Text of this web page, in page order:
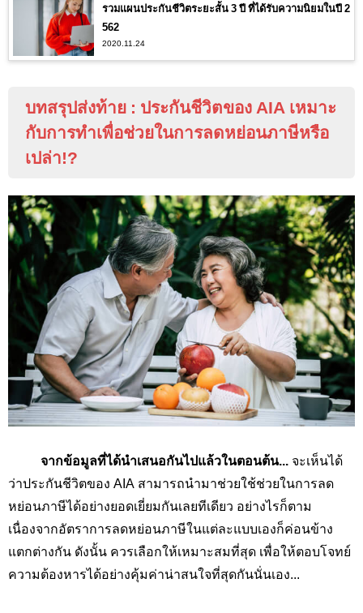
รวมแผนประกันชีวิตระยะสั้น 3 ปี ที่ได้รับความนิยมในปี 2
562
2020.11.24
บทสรุปส่งท้าย : ประกันชีวิตของ AIA เหมาะ
กับการทำเพื่อช่วยในการลดหย่อนภาษีหรือ
เปล่า!?
จากข้อมูลที่ได้นำเสนอกันไปแล้วในตอนต้น... จะเห็นได้
ว่าประกันชีวิตของ AIA สามารถนำมาช่วยใช้ช่วยในการลด
หย่อนภาษีได้อย่างยอดเยี่ยมกันเลยทีเดียว อย่างไรก็ตาม
เนื่องจากอัตราการลดหย่อนภาษีในแต่ละแบบเองก็ค่อนข้าง
แตกต่างกัน ดังนั้น ควรเลือกให้เหมาะสมที่สุด เพื่อให้ตอบโจทย์
ความต้องหารได้อย่างคุ้มค่าน่าสนใจที่สุดกันนั่นเอง...